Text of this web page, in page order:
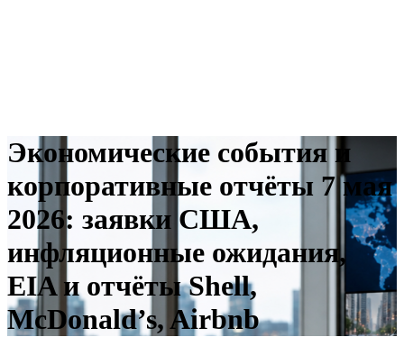
Экономические события и
корпоративные отчёты 7 мая
2026: заявки США,
инфляционные ожидания,
EIA и отчёты Shell,
McDonald’s, Airbnb